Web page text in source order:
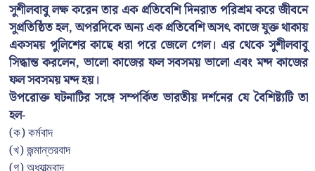
সুশীলবাবু লক্ষ করেন তার এক প্রতিবেশি দিনরাত পরিশ্রম করে জীবনে
সুপ্রতিষ্ঠিত হল, অপরদিকে অন্য এক প্রতিবেশি অসৎ কাজে যুক্ত থাকায়
একসময় পুলিশের কাছে ধরা পরে জেলে গেল। এর থেকে সুশীলবাবু
সিদ্ধান্ত করলেন, ভালো কাজের ফল সবসময় ভালো এবং মন্দ কাজের
ফল সবসময় মন্দ হয়।
উপরোক্ত ঘটনাটির সঙ্গে সম্পর্কিত ভারতীয় দর্শনের যে বৈশিষ্ট্যটি তা
হল-
(ক) কর্মবাদ
(খ) জন্মান্তরবাদ